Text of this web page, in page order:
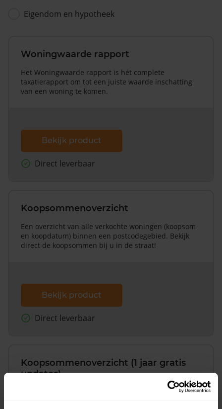
Eigendom en hypotheek
Woningwaarde rapport
Het Woningwaarde rapport is hét complete
taxatierapport om tot een juiste waarde inschatting
van een woning te komen.
Bekijk product
Direct leverbaar
Koopsommenoverzicht
Een overzicht van alle verkochte woningen (koopsom
en koopdatum) binnen een postcodegebied. Bekijk
direct de koopsommen bij u in de straat!
Bekijk product
Direct leverbaar
Koopsommenoverzicht (1 jaar gratis
updates)